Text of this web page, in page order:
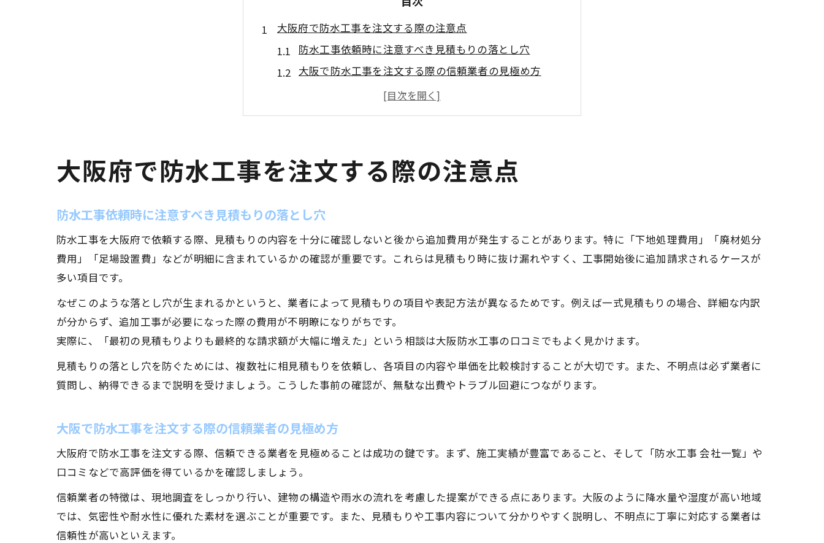
大阪府で防水工事を注文する際の注意点
防水工事依頼時に注意すべき見積もりの落とし穴
大阪で防水工事を注文する際の信頼業者の見極め方
雨漏り修理と防水工事の違いを正しく理解する方法
大阪防水工事で多いトラブル事例と未然防止策
防水工事の相場や選び方を徹底解説
防水工事の費用相場と適正価格の判断基準
大阪の屋根工事と防水工事の相場比較ポイント
防水工事に強い会社を選ぶための実績確認方法
口コミ・評判を活かした防水工事選びの注意点
防水工事で失敗しないための下準備と確認事項
大阪防水工事で重要な施工内容のチェック方法
屋根修理と防水工事の連携における注意点
防水工事の種類選びで押さえるべき基礎知識
会社比較で見るべきポイントと口コミ活用法
実績豊富な防水工事業者を選ぶための見分け方
口コミ重視で防水工事の信頼度を確かめる方法
大阪防水工事で評価される業者の特徴とは
防水工事会社一覧を比較活用するポイント
屋根修理と併用可能な業者選びの基準
大阪府で防水工事を注文する際の注意点
防水工事依頼時に注意すべき見積もりの落とし穴
防水工事を大阪府で依頼する際、見積もりの内容を十分に確認しないと後から追加費用が発生することがあります。特に「下地処理費用」「廃材処分
費用」「足場設置費」などが明細に含まれているかの確認が重要です。これらは見積もり時に抜け漏れやすく、工事開始後に追加請求されるケースが
多い項目です。
なぜこのような落とし穴が生まれるかというと、業者によって見積もりの項目や表記方法が異なるためです。例えば一式見積もりの場合、詳細な内訳
が分からず、追加工事が必要になった際の費用が不明瞭になりがちです。
実際に、「最初の見積もりよりも最終的な請求額が大幅に増えた」という相談は大阪防水工事の口コミでもよく見かけます。
見積もりの落とし穴を防ぐためには、複数社に相見積もりを依頼し、各項目の内容や単価を比較検討することが大切です。また、不明点は必ず業者に
質問し、納得できるまで説明を受けましょう。こうした事前の確認が、無駄な出費やトラブル回避につながります。
大阪で防水工事を注文する際の信頼業者の見極め方
大阪府で防水工事を注文する際、信頼できる業者を見極めることは成功の鍵です。まず、施工実績が豊富であること、そして「防水工事 会社一覧」や
口コミなどで高評価を得ているかを確認しましょう。
信頼業者の特徴は、現地調査をしっかり行い、建物の構造や雨水の流れを考慮した提案ができる点にあります。大阪のように降水量や湿度が高い地域
では、気密性や耐水性に優れた素材を選ぶことが重要です。また、見積もりや工事内容について分かりやすく説明し、不明点に丁寧に対応する業者は
信頼性が高いといえます。